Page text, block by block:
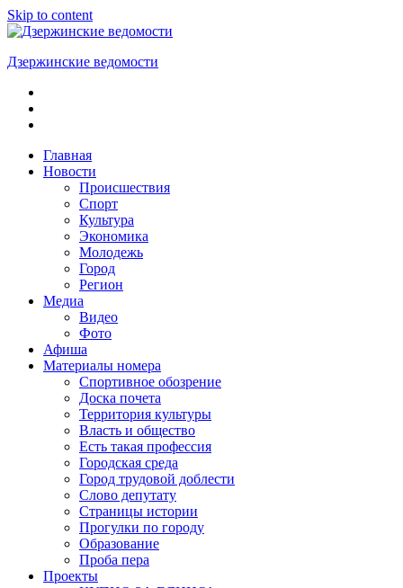
Skip to content
Дзержинские ведомости
ОБЩЕСТВЕННО-
ПОЛИТИЧЕСКАЯ
ГАЗЕТАГлавная
Новости
Происшествия
Спорт
Культура
Экономика
Молодежь
Город
Регион
Медиа
Видео
Фото
Афиша
Материалы номера
Спортивное обозрение
Доска почета
Территория культуры
Власть и общество
Есть такая профессия
Городская среда
Город трудовой доблести
Слово депутату
Страницы истории
Прогулки по городу
Образование
Проба пера
Проекты